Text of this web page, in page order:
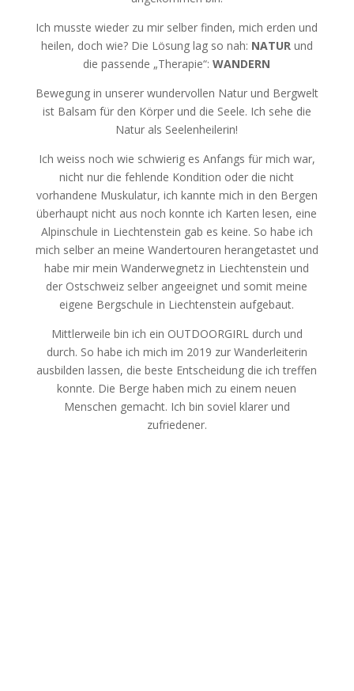
Ich musste wieder zu mir selber finden, mich erden und
heilen, doch wie? Die Lösung lag so nah: NATUR und
die passende „Therapie“:WANDERN
Bewegung in unserer wundervollen Natur und Bergwelt
ist Balsam für den Körper und die Seele. Ich sehe die
Natur als Seelenheilerin!
Ich weiss noch wie schwierig es Anfangs für mich war,
nicht nur die fehlende Kondition oder die nicht
vorhandene Muskulatur, ich kannte mich in den Bergen
überhaupt nicht aus noch konnte ich Karten lesen, eine
Alpinschule in Liechtenstein gab es keine. So habe ich
mich selber an meine Wandertouren herangetastet und
habe mir mein Wanderwegnetz in Liechtenstein und
der Ostschweiz selber angeeignet und somit meine
eigene Bergschule in Liechtenstein aufgebaut.
Mittlerweile bin ich ein OUTDOORGIRL durch und
durch. So habe ich mich im 2019 zur Wanderleiterin
ausbilden lassen, die beste Entscheidung die ich treffen
konnte. Die Berge haben mich zu einem neuen
Menschen gemacht. Ich bin soviel klarer und
zufriedener.